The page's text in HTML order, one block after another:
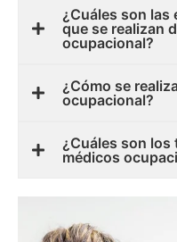
¿Cuáles son las
que se realizan
ocupacional?
¿Cómo se
ocupacional?
¿Cuáles son los
médicos